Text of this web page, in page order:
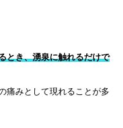
とき、湧泉に触れるだけで
痛みとして現れることが多